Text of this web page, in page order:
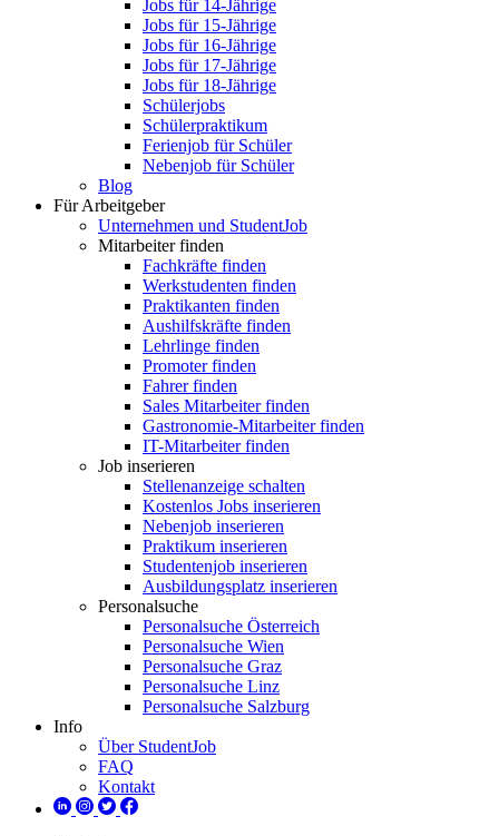
Jobs für 14-Jährige
Jobs für 15-Jährige
Jobs für 16-Jährige
Jobs für 17-Jährige
Jobs für 18-Jährige
Schülerjobs
Schülerpraktikum
Ferienjob für Schüler
Nebenjob für Schüler
Blog
Für Arbeitgeber
Unternehmen und StudentJob
Mitarbeiter finden
Fachkräfte finden
Werkstudenten finden
Praktikanten finden
Aushilfskräfte finden
Lehrlinge finden
Promoter finden
Fahrer finden
Sales Mitarbeiter finden
Gastronomie-Mitarbeiter finden
IT-Mitarbeiter finden
Job inserieren
Stellenanzeige schalten
Kostenlos Jobs inserieren
Nebenjob inserieren
Praktikum inserieren
Studentenjob inserieren
Ausbildungsplatz inserieren
Personalsuche
Personalsuche Österreich
Personalsuche Wien
Personalsuche Graz
Personalsuche Linz
Personalsuche Salzburg
Info
Über StudentJob
FAQ
Kontakt